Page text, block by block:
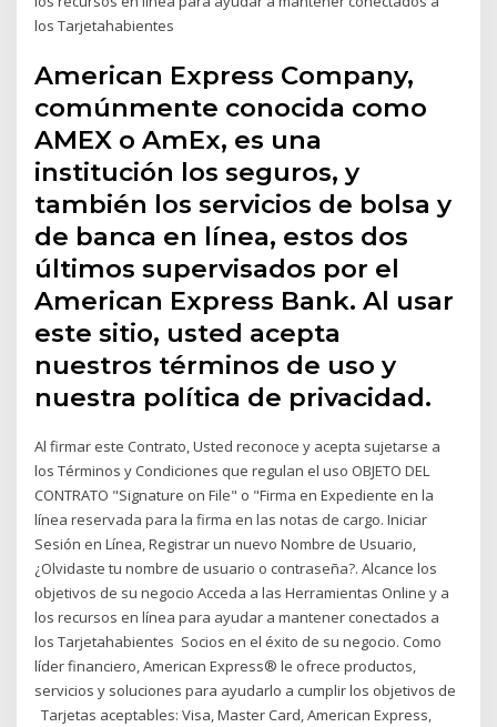
los Tarjetahabientes
American Express Company,
comúnmente conocida como
AMEX o AmEx, es una
institución los seguros, y
también los servicios de bolsa y
de banca en línea, estos dos
últimos supervisados por el
American Express Bank. Al usar
este sitio, usted acepta
nuestros términos de uso y
nuestra política de privacidad.
Al firmar este Contrato, Usted reconoce y acepta sujetarse a
los Términos y Condiciones que regulan el uso OBJETO DEL
CONTRATO "Signature on File" o "Firma en Expediente en la
línea reservada para la firma en las notas de cargo. Iniciar
Sesión en Línea, Registrar un nuevo Nombre de Usuario,
¿Olvidaste tu nombre de usuario o contraseña?. Alcance los
objetivos de su negocio Acceda a las Herramientas Online y a
los recursos en línea para ayudar a mantener conectados a
los Tarjetahabientes Socios en el éxito de su negocio. Como
líder financiero, American Express® le ofrece productos,
servicios y soluciones para ayudarlo a cumplir los objetivos de
Tarjetas aceptables: Visa, Master Card, American Express,